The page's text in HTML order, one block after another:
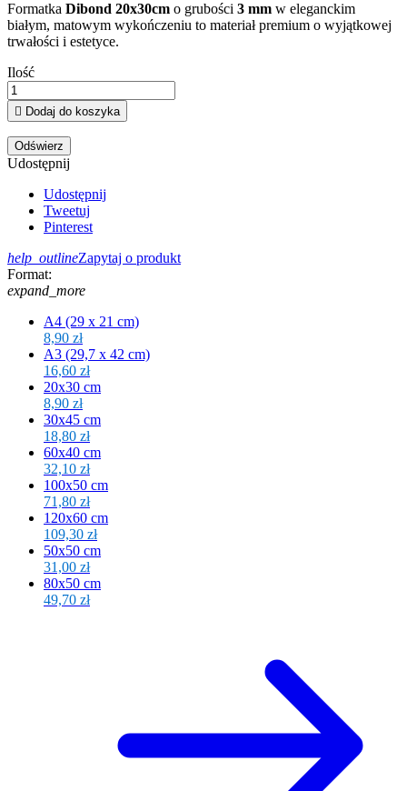
Formatka Dibond 20x30cm o grubości 3 mm w eleganckim
białym, matowym wykończeniu to materiał premium o wyjątkowej
trwałości i estetyce.
Ilość
 Dodaj do koszyka
Udostępnij
Udostępnij
Tweetuj
Pinterest
help_outlineZapytaj o produkt
Format:
expand_more
A4 (29 x 21 cm)
8,90 zł
A3 (29,7 x 42 cm)
16,60 zł
20x30 cm
8,90 zł
30x45 cm
18,80 zł
60x40 cm
32,10 zł
100x50 cm
71,80 zł
120x60 cm
109,30 zł
50x50 cm
31,00 zł
80x50 cm
49,70 zł